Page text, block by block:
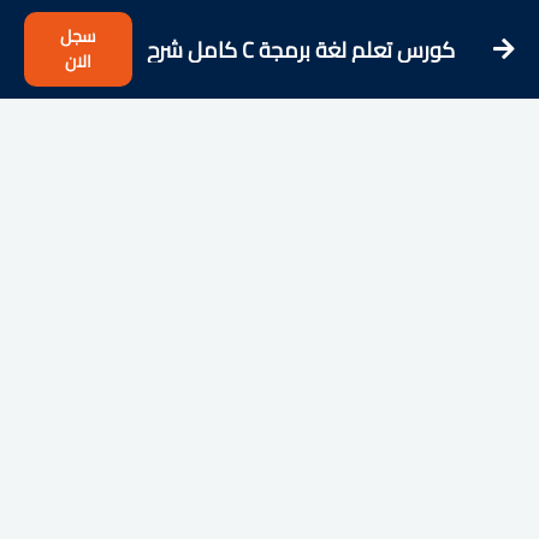
كورس تعلم لغة برمجة C كامل شرح
عربى للمتبدئيين
سجل
الان